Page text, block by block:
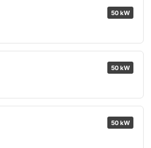
50 kW
50 kW
50 kW